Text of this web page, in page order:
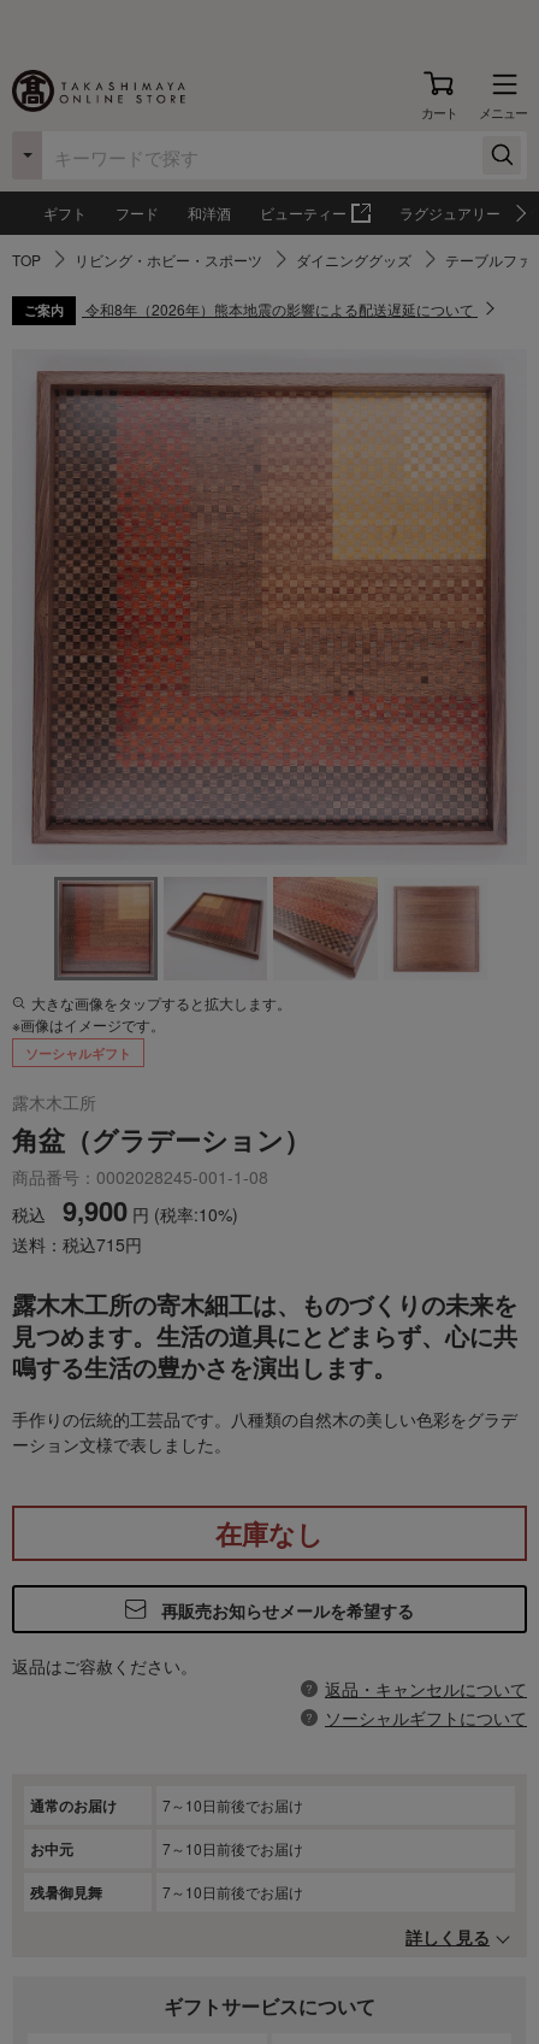
カート メニュー
ギフト フード 和洋酒 ビューティー ラグジュアリー
TOP リビング・ホビー・スポーツ ダイニンググッズ テーブルファ
ご案内 令和8年（2026年）熊本地震の影響による配送遅延について
大きな画像をタップすると拡大します。
※画像はイメージです。
ソーシャルギフト
露木木工所
角盆（グラデーション）
商品番号：0002028245-001-1-08
税込
9,900 円 (税率:10%)
送料：税込715円
露木木工所の寄木細工は、ものづくりの未来を
見つめます。生活の道具にとどまらず、心に共
鳴する生活の豊かさを演出します。
手作りの伝統的工芸品です。八種類の自然木の美しい色彩をグラデ
ーション文様で表しました。
在庫なし
再販売お知らせメールを希望する
返品はご容赦ください。
返品・キャンセルについて
ソーシャルギフトについて
通常のお届け 7～10日前後でお届け
お中元 7～10日前後でお届け
残暑御見舞 7～10日前後でお届け
詳しく見る
ギフトサービスについて